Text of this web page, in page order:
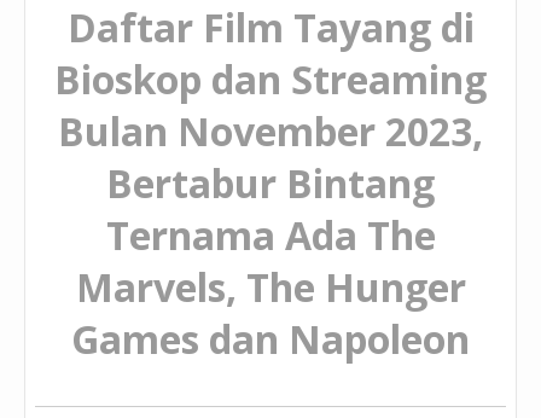
Bintang Ternama Ada The Marvels, The Hunger Games dan
Daftar Film Tayang di
Bioskop dan Streaming
Bulan November 2023,
Bertabur Bintang
Ternama Ada The
Marvels, The Hunger
Games dan Napoleon